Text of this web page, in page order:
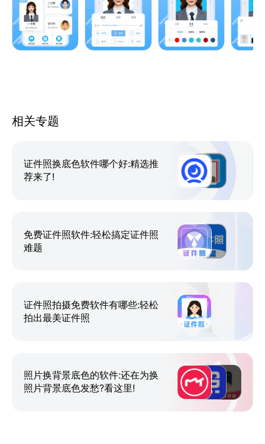
图引擎让证件照更专业，更自然，专业标准的背景色让
证件照更合规，背景色多元化匹配你的使用场景，精致
的正装更能展示出你美的气质。
海量尺寸
从各类资格证报名考试，图像信息采集，再到各国签证
照的制作...制作支持多种证件照需求场景的拍摄。支持
自定义规格，设置像素尺寸，文件大小，分辨率，任意
证件照相机拍摄完成后可以选择纸质证件照打印服务，
让您足不出户即可获得完美证件照。
相关专题
证件照换底色软件哪个好:精选推
荐来了!
免费证件照软件:轻松搞定证件照
难题
证件照拍摄免费软件有哪些:轻松
拍出最美证件照
照片换背景底色的软件:还在为换
照片背景底色发愁?看这里!